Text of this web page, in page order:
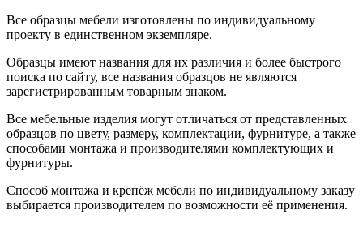
Все образцы мебели изготовлены по индивидуальному
проекту в единственном экземпляре.
Образцы имеют названия для их различия и более быстрого
поиска по сайту, все названия образцов не являются
зарегистрированным товарным знаком.
Все мебельные изделия могут отличаться от представленных
образцов по цвету, размеру, комплектации, фурнитуре, а также
способами монтажа и производителями комплектующих и
фурнитуры.
Способ монтажа и крепёж мебели по индивидуальному заказу
выбирается производителем по возможности её применения.